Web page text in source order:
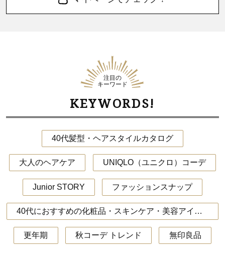
注目の
キーワード
KEYWORDS!
40代髪型・ヘアスタイルカタログ
大人のヘアケア UNIQLO（ユニクロ）コーデ
Junior STORY ファッションスナップ
40代におすすめの化粧品・スキンケア・美容アイテム
更年期 秋コーデ トレンド 無印良品